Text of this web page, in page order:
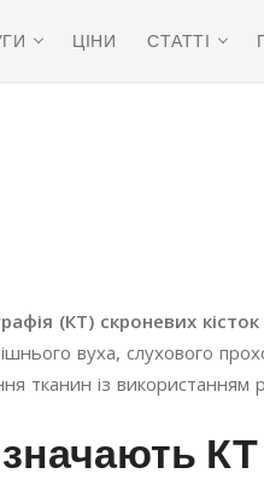
ЦІНИ СТАТТІ
(КТ) скроневих кісток
вуха, слухового
тканин із використанням
КТ